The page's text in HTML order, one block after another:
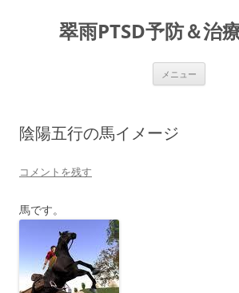
翠雨PTSD予防＆治
メニュー
陰陽五行の馬イメージ
コメントを残す
馬です。